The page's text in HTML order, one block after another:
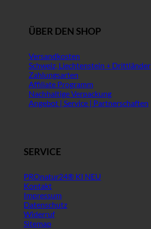
ÜBER DEN SHOP
Versandkosten
Schweiz, Liechtenstein + Drittländer
Zahlungsarten
Affiliate Programm
Nachhaltige Verpackung
Angebot | Service | Partnerschaften
SERVICE
PROnatur24® KI
Kontakt
Impressum
Datenschutz
Widerruf
Sitemap